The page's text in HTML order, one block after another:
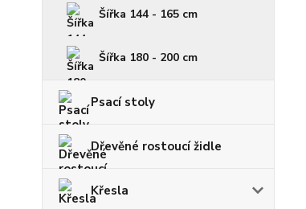
Šířka 144 - 165 cm
Šířka 180 - 200 cm
Psací stoly
Dřevěné rostoucí židle
Křesla